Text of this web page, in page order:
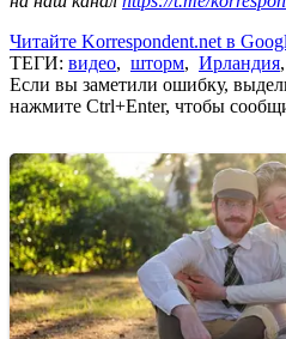
Читайте Korrespondent.net в
ТЕГИ: видео, шторм, Ирландия,
Если вы заметили ошибку,
нажмите Ctrl+Enter, чтобы